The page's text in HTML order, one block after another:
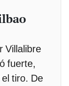
Villalibre
fuerte,
tiro. De